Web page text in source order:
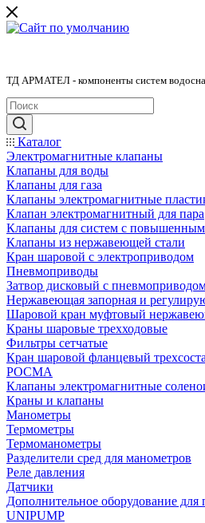
ТД АРМАТЕЛ - компоненты систем
Каталог
Электромагнитные клапаны
Клапаны для воды
Клапаны для газа
Клапаны электромагнитные
Клапан электромагнитный для пара
Клапаны для систем с
Клапаны из нержавеющей стали
Кран шаровой с электроприводом
Пневмоприводы
Затвор дисковый с
Нержавеющая запорная и
Шаровой кран муфтовый
Краны шаровые трехходовые
Фильтры сетчатые
Кран шаровой фланцевый
РОСМА
Клапаны электромагнитные
Краны и клапаны
Манометры
Термометры
Термоманометры
Разделители сред для манометров
Реле давления
Датчики
Дополнительное оборудование для
UNIPUMP